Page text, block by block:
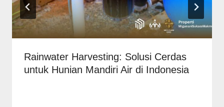
Rainwater Harvesting: Solusi Cerdas
untuk Hunian Mandiri Air di Indonesia